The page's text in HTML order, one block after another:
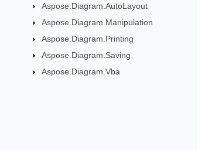
Aspose.Diagram.AutoLayout
Aspose.Diagram.Manipulation
Aspose.Diagram.Printing
Aspose.Diagram.Saving
Aspose.Diagram.Vba